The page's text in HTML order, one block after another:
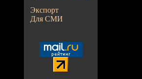
Экспорт
Для СМИ